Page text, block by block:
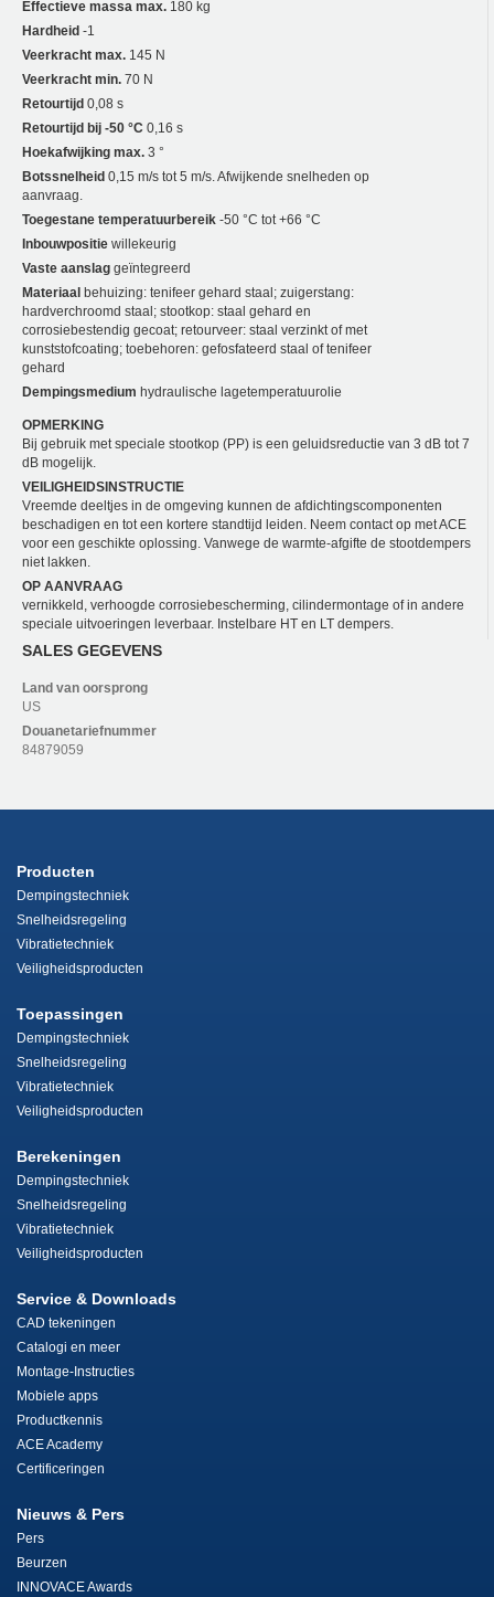
Effectieve massa max. 180 kg
Hardheid -1
Veerkracht max. 145 N
Veerkracht min. 70 N
Retourtijd 0,08 s
Retourtijd bij -50 °C 0,16 s
Hoekafwijking max. 3 °
Botssnelheid 0,15 m/s tot 5 m/s. Afwijkende snelheden op
aanvraag.
Toegestane temperatuurbereik -50 °C tot +66 °C
Inbouwpositie willekeurig
Vaste aanslag geïntegreerd
Materiaal behuizing: tenifeer gehard staal; zuigerstang:
hardverchroomd staal; stootkop: staal gehard en
corrosiebestendig gecoat; retourveer: staal verzinkt of met
kunststofcoating; toebehoren: gefosfateerd staal of tenifeer
gehard
Dempingsmedium hydraulische lagetemperatuurolie
OPMERKING
Bij gebruik met speciale stootkop (PP) is een geluidsreductie van 3 dB tot 7
dB mogelijk.
VEILIGHEIDSINSTRUCTIE
Vreemde deeltjes in de omgeving kunnen de afdichtingscomponenten
beschadigen en tot een kortere standtijd leiden. Neem contact op met ACE
voor een geschikte oplossing. Vanwege de warmte-afgifte de stootdempers
niet lakken.
OP AANVRAAG
vernikkeld, verhoogde corrosiebescherming, cilindermontage of in andere
speciale uitvoeringen leverbaar. Instelbare HT en LT dempers.
SALES GEGEVENS
Land van oorsprong
US
Douanetariefnummer
84879059
Producten
Dempingstechniek
Snelheidsregeling
Vibratietechniek
Veiligheidsproducten
Toepassingen
Dempingstechniek
Snelheidsregeling
Vibratietechniek
Veiligheidsproducten
Berekeningen
Dempingstechniek
Snelheidsregeling
Vibratietechniek
Veiligheidsproducten
Service & Downloads
CAD tekeningen
Catalogi en meer
Montage-Instructies
Mobiele apps
Productkennis
ACE Academy
Certificeringen
Nieuws & Pers
Pers
Beurzen
INNOVACE Awards